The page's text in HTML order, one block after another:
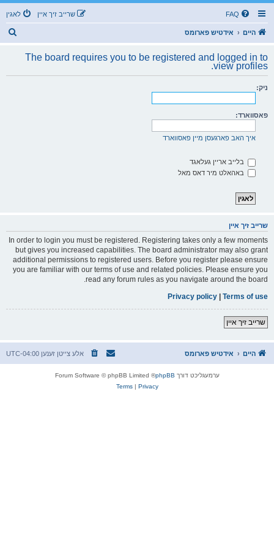
FAQ לאגין שרייב זיך איין
היים אידטיש פארומס
The board requires you to be registered and logged in to
view profiles.
ניק:
פאסווארד:
איך האב פארגעסן מיין פאסווארד
בלייב אריין געלאגד
באהאלט מיר דאס מאל
שרייב זיך איין
In order to login you must be registered. Registering takes only a few moments
but gives you increased capabilities. The board administrator may also grant
additional permissions to registered users. Before you register please ensure
you are familiar with our terms of use and related policies. Please ensure you
read any forum rules as you navigate around the board.
Terms of use
|
Privacy policy
שרייב זיך איין
היים אידטיש פארומס אלע צייטן זענען UTC-04:00
ערמעגליכט דורך phpBB
® Forum Software © phpBB Limited
Privacy
|
Terms